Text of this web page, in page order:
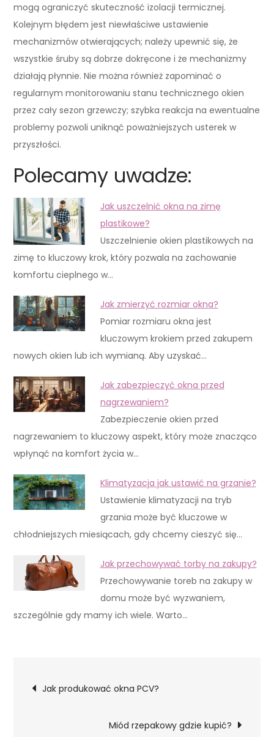
mogą ograniczyć skuteczność izolacji termicznej.
Kolejnym błędem jest niewłaściwe ustawienie
mechanizmów otwierających; należy upewnić się, że
wszystkie śruby są dobrze dokręcone i że mechanizmy
działają płynnie. Nie można również zapominać o
regularnym monitorowaniu stanu technicznego okien
przez cały sezon grzewczy; szybka reakcja na ewentualne
problemy pozwoli uniknąć poważniejszych usterek w
przyszłości.
Polecamy uwadze:
Jak uszczelnić okna na zimę
plastikowe?
Uszczelnienie okien plastikowych na
zimę to kluczowy krok, który pozwala na zachowanie
komfortu cieplnego w…
Jak zmierzyć rozmiar okna?
Pomiar rozmiaru okna jest
kluczowym krokiem przed zakupem
nowych okien lub ich wymianą. Aby uzyskać…
Jak zabezpieczyć okna przed
nagrzewaniem?
Zabezpieczenie okien przed
nagrzewaniem to kluczowy aspekt, który może znacząco
wpłynąć na komfort życia w…
Klimatyzacja jak ustawić na grzanie?
Ustawienie klimatyzacji na tryb
grzania może być kluczowe w
chłodniejszych miesiącach, gdy chcemy cieszyć się…
Jak przechowywać torby na zakupy?
Przechowywanie toreb na zakupy w
domu może być wyzwaniem,
szczególnie gdy mamy ich wiele. Warto…
Nawigacja
Jak produkować okna PCV?
Miód rzepakowy gdzie kupić?